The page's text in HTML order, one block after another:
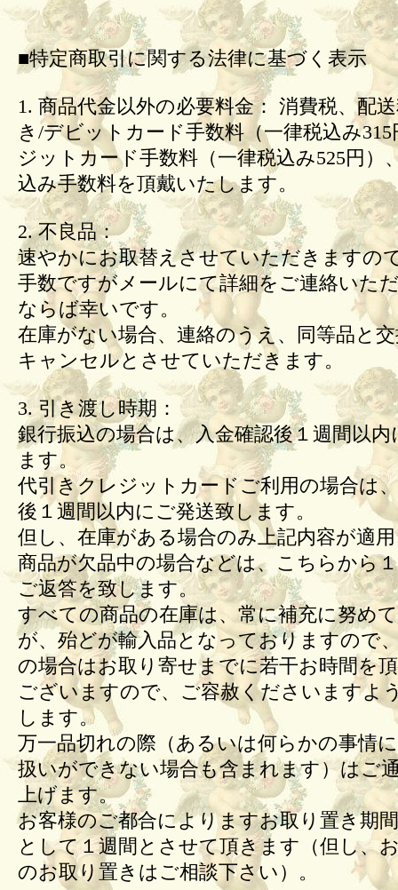
■特定商取引に関する法律に基づく表示
1. 商品代金以外の必要料金： 消費税、配
き/デビットカード手数料（一律税込み
ジットカード手数料（一律税込み525円）
込み手数料を頂戴いたします。
2. 不良品：
速やかにお取替えさせていただきますの
手数ですがメールにて詳細をご連絡いた
ならば幸いです。
在庫がない場合、連絡のうえ、同等品と
キャンセルとさせていただきます。
3. 引き渡し時期：
銀行振込の場合は、入金確認後１週間以内
ます。
代引きクレジットカードご利用の場合は
後１週間以内にご発送致します。
但し、在庫がある場合のみ上記内容が適
商品が欠品中の場合などは、こちらから
ご返答を致します。
すべての商品の在庫は、常に補充に努め
が、殆どが輸入品となっておりますので
の場合はお取り寄せまでに若干お時間を
ございますので、ご容赦くださいますよ
します。
万一品切れの際（あるいは何らかの事情
扱いができない場合も含まれます）はご
上げます。
お客様のご都合によりますお取り置き期
として１週間とさせて頂きます（但し、
のお取り置きはご相談下さい）。